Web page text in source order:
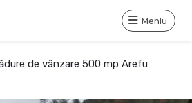
Meniu
de vânzare 500 mp Arefu